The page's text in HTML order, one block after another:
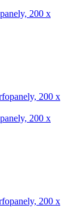
200 x
200 x